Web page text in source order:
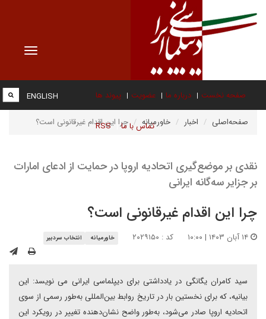
Toggle
صفحه نخست درباره ما عضویت پیوند ها
تماس با ما RSS
ENGLISH
صفحه‌اصلی اخبار خاورمیانه چرا این اقدام غیرقانونی است؟
نقدی بر موضع‌گیری اتحادیه اروپا در حمایت از ادعای امارات
بر جزایر سه‌گانه ایرانی
چرا این اقدام غیرقانونی است؟
کد : ۲۰۲۹۱۵۰ خاورمیانه انتخاب سردبیر
سید کامران یگانگی در یادداشتی برای دیپلماسی ایرانی می نویسد: این
بیانیه، که برای نخستین بار در تاریخ روابط بین‌المللی به‌طور رسمی از سوی
اتحادیه اروپا صادر می‌شود، به‌طور واضح نشان‌دهنده تغییر در رویکرد این